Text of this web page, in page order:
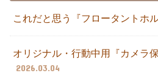
これだと思う『フロータントホ
オリジナル・行動中用『カメラ
2026.03.04